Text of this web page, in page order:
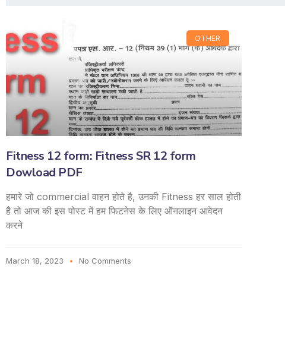
OTHER
Fitness 12 form: Fitness SR 12 form
Dowload PDF
हमारे जो commercial वाहन होते है, उनकी Fitness हर साल होती
है तो आज की इस पोस्ट में हम फिटनेस के लिए ऑनलाइन आवेदन
करने
March 18, 2023 No Comments